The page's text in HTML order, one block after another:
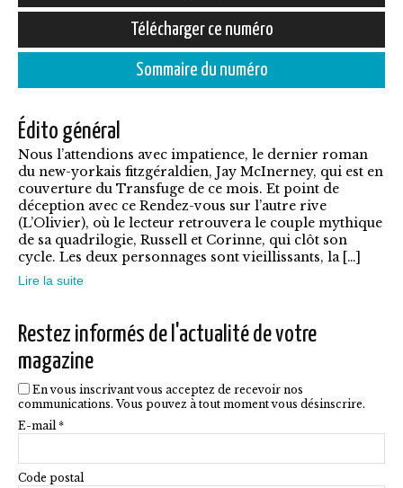
prix :
5,50€
à
7,90€
produit
variations.
Les
options
peuvent
être
choisies
la
page
du
produit
Télécharger ce numéro
Sommaire du numéro
Édito général
Nous l’attendions avec impatience, le dernier roman
du new-yorkais fitzgéraldien, Jay McInerney, qui est en
couverture du Transfuge de ce mois. Et point de
déception avec ce Rendez-vous sur l’autre rive
(L’Olivier), où le lecteur retrouvera le couple mythique
de sa quadrilogie, Russell et Corinne, qui clôt son
cycle. Les deux personnages sont vieillissants, la […]
Lire la suite
Restez informés de l'actualité de votre
magazine
En vous inscrivant vous acceptez de recevoir nos
communications. Vous pouvez à tout moment vous désinscrire.
E-mail *
Code postal